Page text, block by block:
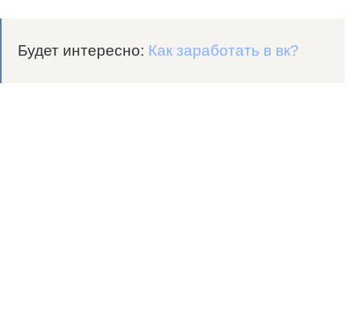
Будет интересно: Как заработать в вк?